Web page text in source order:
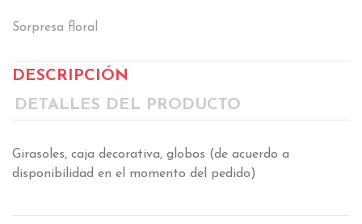
Sorpresa floral
DESCRIPCIÓN
DETALLES DEL PRODUCTO
Girasoles, caja decorativa, globos (de acuerdo a
disponibilidad en el momento del pedido)